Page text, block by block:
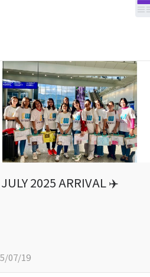
2025 ARRIVAL ✈️
07/19